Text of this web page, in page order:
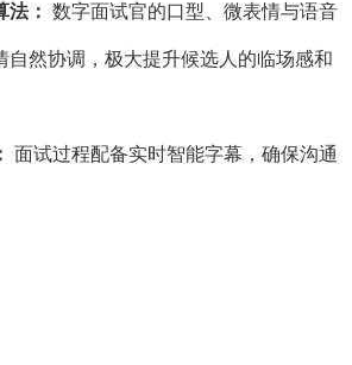
法： 数字面试官的口型、微表情与语音
自然协调，极大提升候选人的临场感和
面试过程配备实时智能字幕，确保沟通